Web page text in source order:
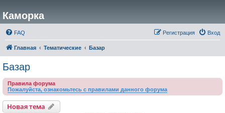
Каморка
FAQ Вход
Регистрация
Главная Тематические Базар
Базар
Правила форума
Пожалуйста, ознакомьтесь с правилами данного форума
Новая тема